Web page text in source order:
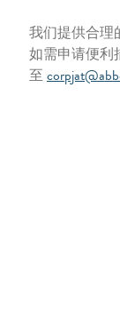
我们提供合理
如需申请便利
至